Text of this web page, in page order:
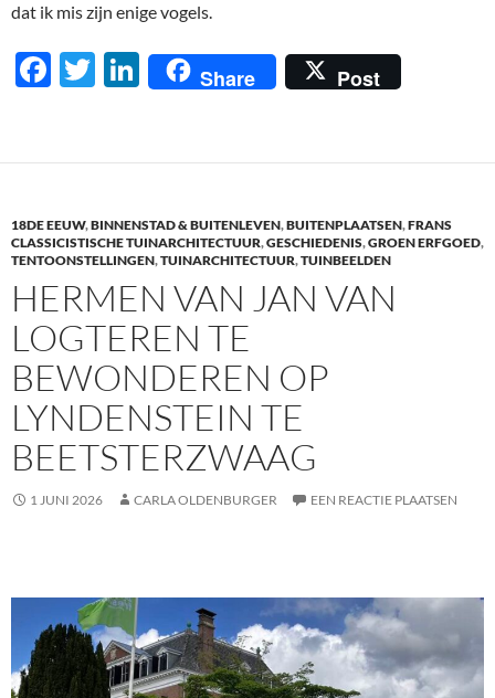
dat ik mis zijn enige vogels.
F
b
o
o
k
T
er
Li
e
dI
n
Share Post
18DE EEUW,BINNENSTAD & BUITENLEVEN,BUITENPLAATSEN,FRANS
CLASSICISTISCHE TUINARCHITECTUUR,GESCHIEDENIS,GROEN ERFGOED,
TENTOONSTELLINGEN,TUINARCHITECTUUR,TUINBEELDEN
HERMEN VAN JAN VAN
LOGTEREN TE
BEWONDEREN OP
LYNDENSTEIN TE
BEETSTERZWAAG
1 JUNI 2026 CARLA OLDENBURGER EEN REACTIE PLAATSEN